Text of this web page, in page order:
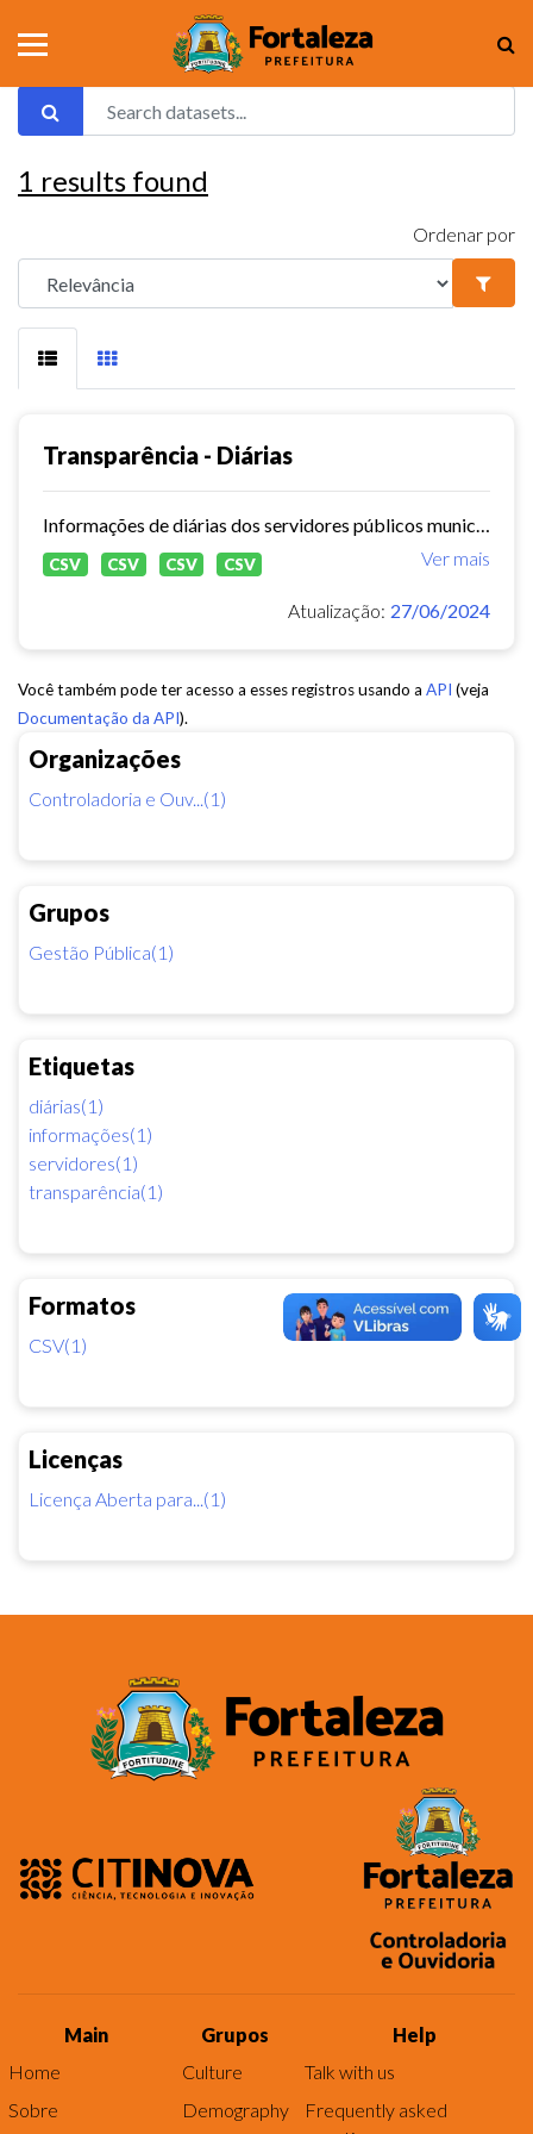
Organizações
Controladoria e Ouv...(1)
Grupos
Gestão Pública(1)
Etiquetas
diárias(1)
informações(1)
servidores(1)
transparência(1)
Formatos
CSV(1)
Licenças
Licença Aberta para...(1)
1 results found
Ordenar por
Transparência - Diárias
Ver mais
CSV CSV CSV CSV
Atualização: 27/06/2024
Você também pode ter acesso a esses registros usando a API (veja
Documentação da API).
Main
Home
Sobre
Grupos
Culture
Demography
Help
Talk with us
Frequently asked